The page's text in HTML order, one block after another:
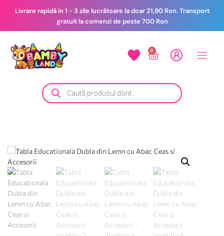
Livrare rapidă în 1 - 3 zile lucrătoare la doar 21,90 Ron. Transport
gratuit la comenzi de peste 700 Ron
0